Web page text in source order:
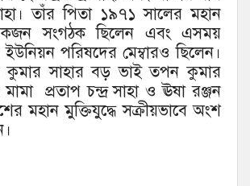
তাঁর পিতা ১৯৭১ সালের মহান
একজন সংগঠক ছিলেন এবং এসময়
পরিষদের মেম্বারও ছিলেন।
কুমার সাহার বড় ভাই তপন কুমার
প্রতাপ চন্দ্র সাহা ও ঊষা রঞ্জন
মহান মুক্তিযুদ্ধে সক্রীয়ভাবে অংশ